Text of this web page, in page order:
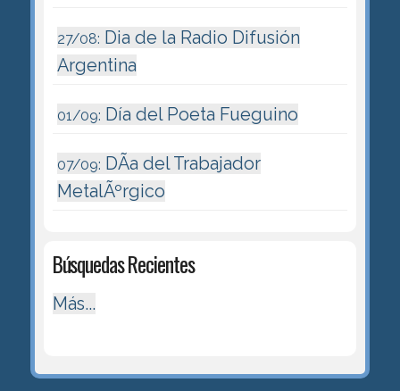
27/08: Dia de la Radio Difusión
Argentina
01/09: Día del Poeta Fueguino
07/09: DÃ­a del Trabajador
MetalÃºrgico
Búsquedas Recientes
Más...